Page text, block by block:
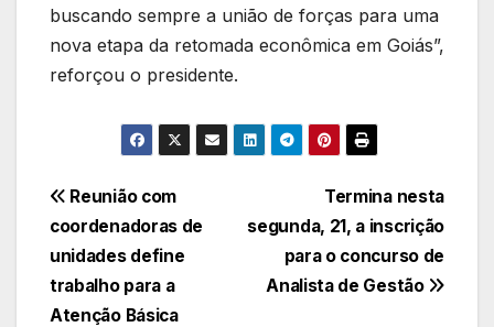
buscando sempre a união de forças para uma
nova etapa da retomada econômica em Goiás”,
reforçou o presidente.
Navegação
de
Post
Termina nesta
segunda, 21, a inscrição
para o concurso de
Analista de Gestão
Reunião com
coordenadoras de
unidades define
trabalho para a
Atenção Básica